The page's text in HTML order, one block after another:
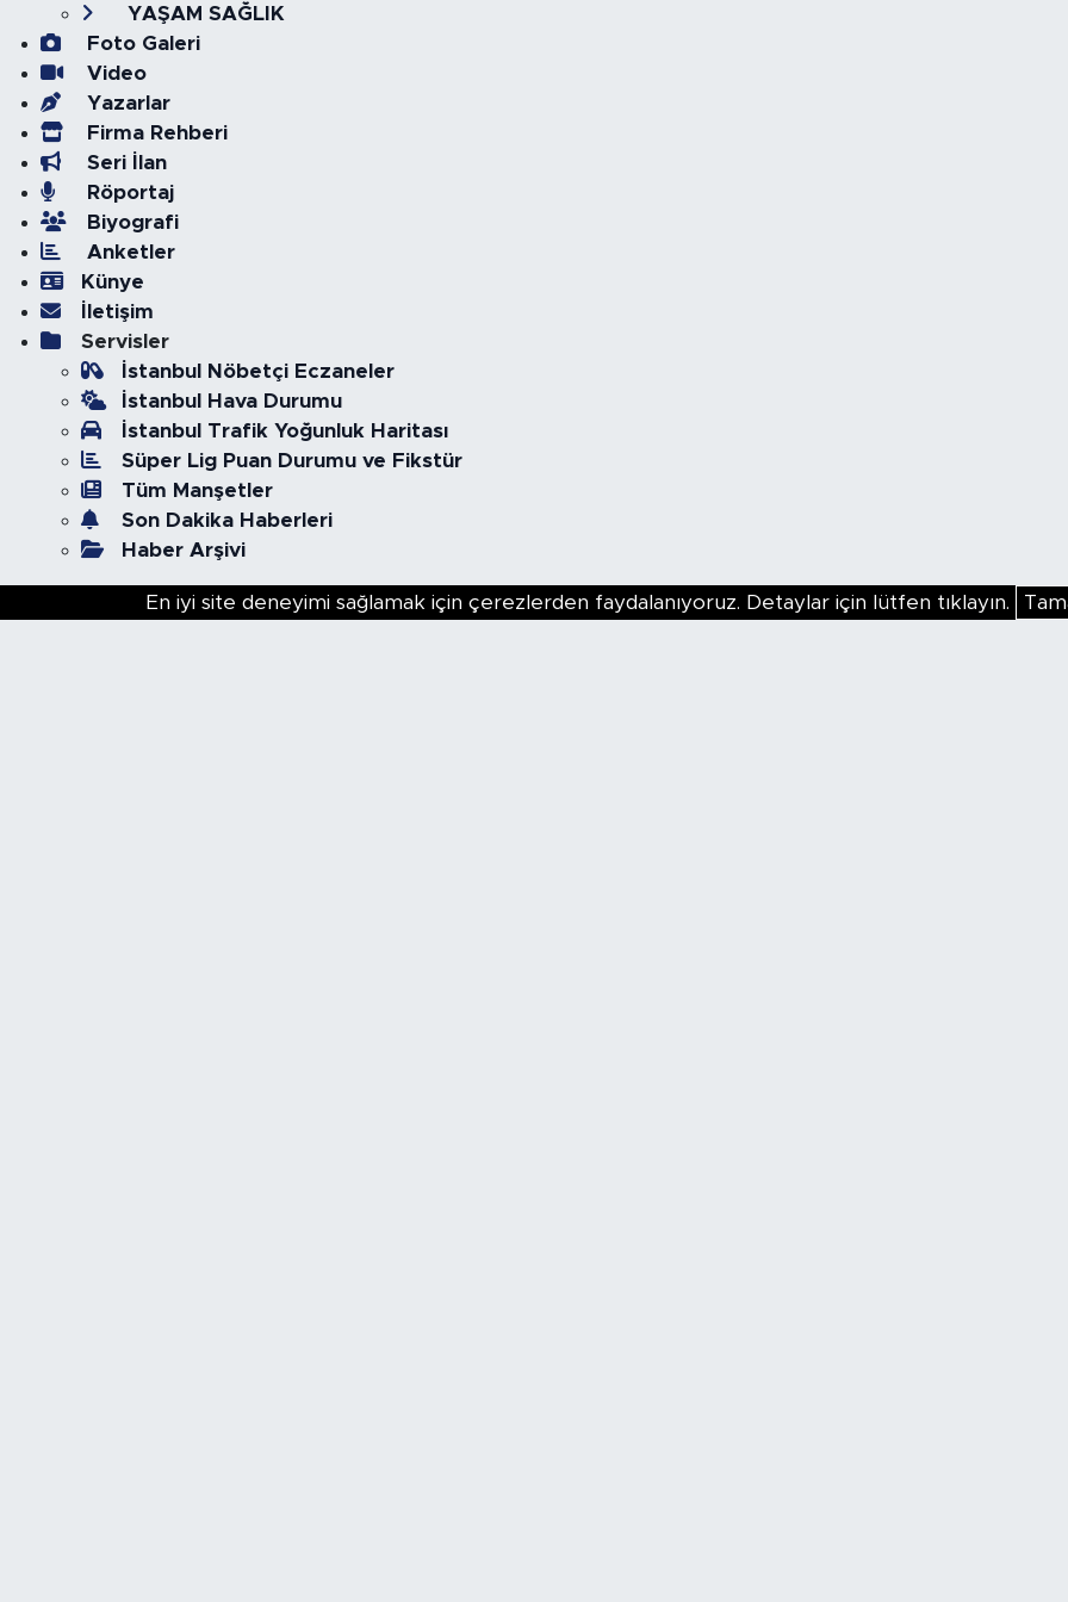
YAŞAM SAĞLIK
Foto Galeri
Video
Yazarlar
Firma Rehberi
Seri İlan
Röportaj
Biyografi
Anketler
Künye
İletişim
Servisler
İstanbul Nöbetçi Eczaneler
İstanbul Hava Durumu
İstanbul Trafik Yoğunluk Haritası
Süper Lig Puan Durumu ve Fikstür
Tüm Manşetler
Son Dakika Haberleri
Haber Arşivi
En iyi site deneyimi sağlamak için çerezlerden faydalanıyoruz. Detaylar için lütfen tıklayın.